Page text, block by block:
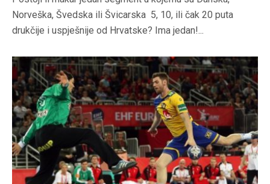
Norveška, Švedska ili Švicarska 5, 10, ili čak 20 puta
drukčije i uspješnije od Hrvatske? Ima jedan!...